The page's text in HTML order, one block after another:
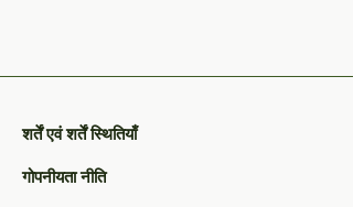
शर्तें एवं शर्तें स्थितियाँ
गोपनीयता नीति